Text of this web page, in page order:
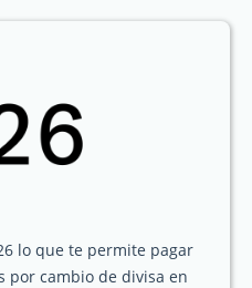
lo que te permite pagar
por cambio de divisa en